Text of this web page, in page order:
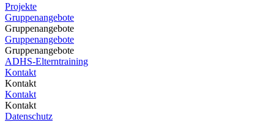
Projekte
Gruppenangebote
Gruppenangebote
Gruppenangebote
Gruppenangebote
ADHS-Elterntraining
Kontakt
Kontakt
Kontakt
Kontakt
Datenschutz